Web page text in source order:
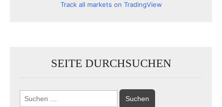
Track all markets on TradingView
SEITE DURCHSUCHEN
Suchen